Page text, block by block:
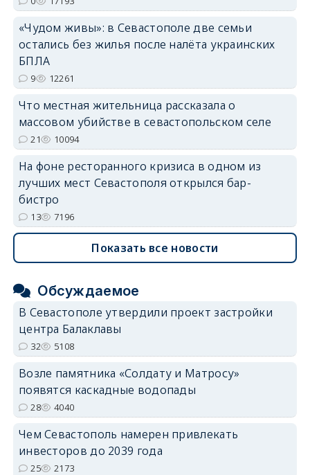
«Чудом живы»: в Севастополе две семьи
остались без жилья после налёта украинских
БПЛА
9 12261
Что местная жительница рассказала о
массовом убийстве в севастопольском селе
21 10094
На фоне ресторанного кризиса в одном из
лучших мест Севастополя открылся бар-
бистро
13 7196
Показать все новости
Обсуждаемое
В Севастополе утвердили проект застройки
центра Балаклавы
32 5108
Возле памятника «Солдату и Матросу»
появятся каскадные водопады
28 4040
Чем Севастополь намерен привлекать
инвесторов до 2039 года
25 2173